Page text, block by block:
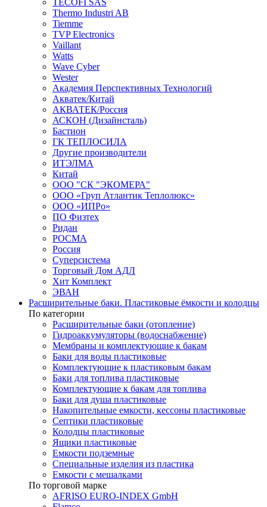
TECOFI SAS
Thermo Industri AB
Tiemme
TVP Electronics
Vaillant
Watts
Wave Cyber
Wester
Академия Перспективных Технологий
Акватек/Китай
АКВАТЕК/Россия
АСКОН (Дизайнсталь)
Бастион
ГК ТЕПЛОСИЛА
Другие производители
ИТЭЛМА
Китай
ООО "СК "ЭКОМЕРА"
ООО «Груп Атлантик Теплолюкс»
ООО «ИПРо»
ПО Физтех
Ридан
РОСМА
Россия
Суперсистема
Торговый Дом АДЛ
Хит Комплект
ЭВАН
Расширительные баки. Пластиковые ёмкости и колодцы
По категории
Расширительные баки (отопление)
Гидроаккумуляторы (водоснабжение)
Мембраны и комплектующие к бакам
Баки для воды пластиковые
Комплектующие к пластиковым бакам
Баки для топлива пластиковые
Комплектующие к бакам для топлива
Баки для душа пластиковые
Накопительные емкости, кессоны пластиковые
Септики пластиковые
Колодцы пластиковые
Ящики пластиковые
Емкости подземные
Специальные изделия из пластика
Емкости с мешалками
По торговой марке
AFRISO EURO-INDEX GmbH